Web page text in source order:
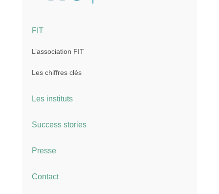
FIT
L’association FIT
Les chiffres clés
Les instituts
Success stories
Presse
Contact